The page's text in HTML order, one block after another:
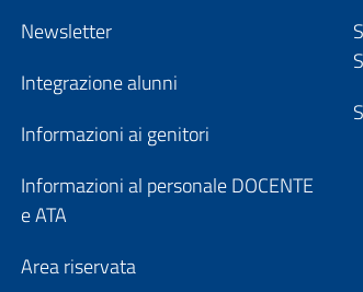
Newsletter
Integrazione alunni
Informazioni ai genitori
Informazioni al personale DOCENTE
e ATA
Area riservata